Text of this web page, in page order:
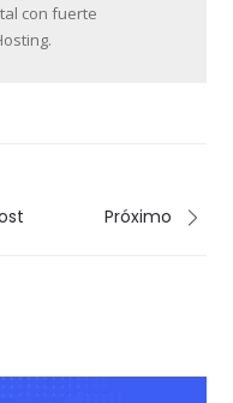
con fuerte
Próximo